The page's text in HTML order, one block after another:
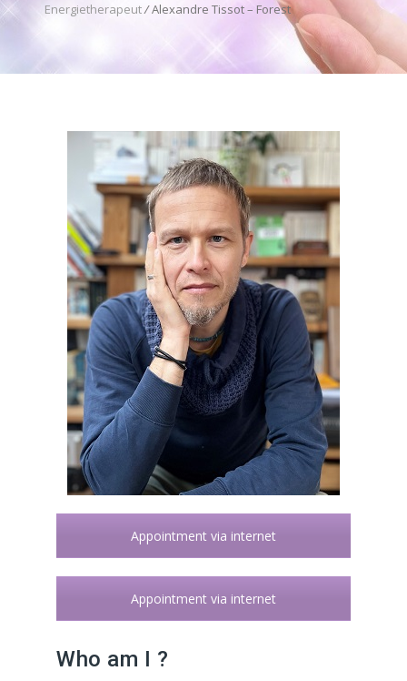
Energietherapeut/Alexandre Tissot – Forest
Appointment via internet
Appointment via internet
Who am I ?